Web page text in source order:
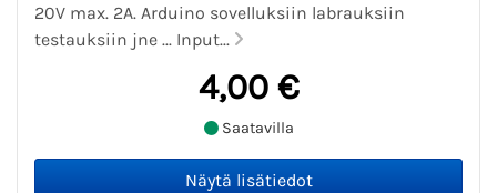
20V max. 2A. Arduino sovelluksiin labrauksiin
testauksiin jne ... Input...
4,00 €
Saatavilla